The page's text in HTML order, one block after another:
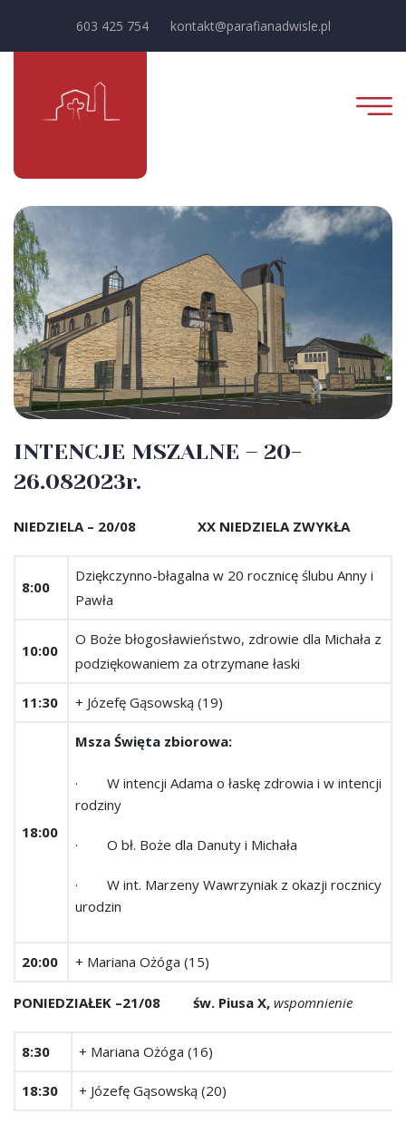
603 425 754 kontakt@parafianadwisle.pl
INTENCJE MSZALNE – 20-
26.082023r.
NIEDZIELA – 20/08 XX NIEDZIELA ZWYKŁA
8:00
Dziękczynno-błagalna w 20 rocznicę ślubu Anny i
Pawła
10:00
O Boże błogosławieństwo, zdrowie dla Michała z
podziękowaniem za otrzymane łaski
11:30 + Józefę Gąsowską (19)
18:00
Msza Święta zbiorowa:
· W intencji Adama o łaskę zdrowia i w intencji
rodziny
· O bł. Boże dla Danuty i Michała
· W int. Marzeny Wawrzyniak z okazji rocznicy
urodzin
20:00 + Mariana Ożóga (15)
PONIEDZIAŁEK –21/08 św. Piusa X, wspomnienie
8:30 + Mariana Ożóga (16)
18:30 + Józefę Gąsowską (20)